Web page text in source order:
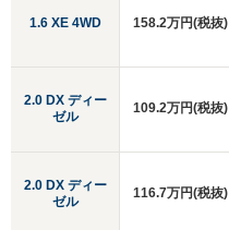
1.6 XE 4WD
2.0 DX ディー
ゼル
2.0 DX ディー
ゼル
158.2万円(税抜)
109.2万円(税抜)
116.7万円(税抜)